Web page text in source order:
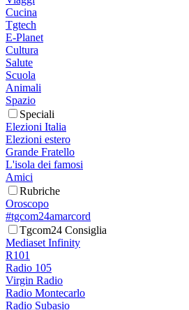
Cucina
Tgtech
E-Planet
Cultura
Salute
Scuola
Animali
Spazio
Speciali
Elezioni Italia
Elezioni estero
Grande Fratello
L'isola dei famosi
Amici
Rubriche
Oroscopo
#tgcom24amarcord
Tgcom24 Consiglia
Mediaset Infinity
R101
Radio 105
Virgin Radio
Radio Montecarlo
Radio Subasio